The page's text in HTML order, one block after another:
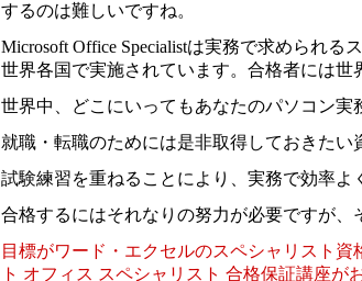
するのは難しいですね。
Microsoft Office Specialistは実務で求められる
世界各国で実施されています。合格者には世
世界中、どこにいってもあなたのパソコン実
就職・転職のためには是非取得しておきたい
試験練習を重ねることにより、実務で効率よ
合格するにはそれなりの努力が必要ですが、
目標がワード・エクセルのスペシャリスト
ト オフィス スペシャリスト 合格保証講座が